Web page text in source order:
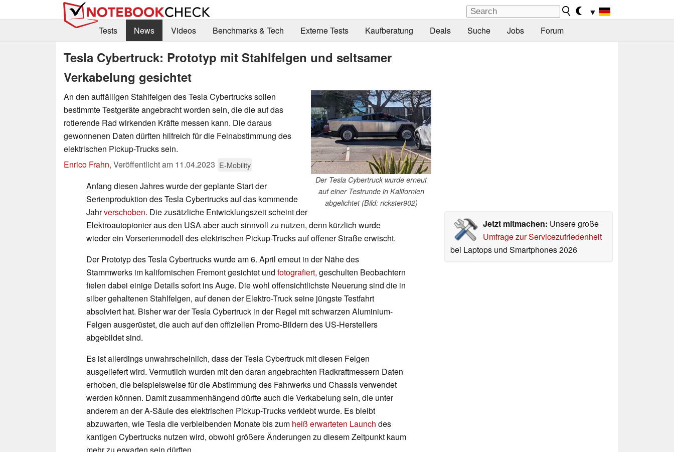
▼
Tests
News Videos Benchmarks & Tech Externe Tests Kaufberatung Deals Suche Jobs Forum
Tesla Cybertruck: Prototyp mit Stahlfelgen und seltsamer
Verkabelung gesichtet
Der Tesla Cybertruck wurde erneut
auf einer Testrunde in Kalifornien
abgelichtet (Bild: rickster902)
An den auffälligen Stahlfelgen des Tesla Cybertrucks sollen
bestimmte Testgeräte angebracht worden sein, die die auf das
rotierende Rad wirkenden Kräfte messen kann. Die daraus
gewonnenen Daten dürften hilfreich für die Feinabstimmung des
elektrischen Pickup-Trucks sein.
Enrico Frahn, Veröffentlicht am 11.04.2023 E-Mobility
Jetzt mitmachen: Unsere große
Umfrage zur Servicezufriedenheit
bei Laptops und Smartphones 2026
Anfang diesen Jahres wurde der geplante Start der
Serienproduktion des Tesla Cybertrucks auf das kommende
Jahrverschoben. Die zusätzliche Entwicklungszeit scheint der
Elektroautopionier aus den USA aber auch sinnvoll zu nutzen, denn kürzlich wurde
wieder ein Vorserienmodell des elektrischen Pickup-Trucks auf offener Straße erwischt.
Der Prototyp des Tesla Cybertrucks wurde am 6. April erneut in der Nähe des
Stammwerks im kalifornischen Fremont gesichtet und fotografiert, geschulten Beobachtern
fielen dabei einige Details sofort ins Auge. Die wohl offensichtlichste Neuerung sind die in
silber gehaltenen Stahlfelgen, auf denen der Elektro-Truck seine jüngste Testfahrt
absolviert hat. Bisher war der Tesla Cybertruck in der Regel mit schwarzen Aluminium-
Felgen ausgerüstet, die auch auf den offiziellen Promo-Bildern des US-Herstellers
abgebildet sind.
Es ist allerdings unwahrscheinlich, dass der Tesla Cybertruck mit diesen Felgen
ausgeliefert wird. Vermutlich wurden mit den daran angebrachten Radkraftmessern Daten
erhoben, die beispielsweise für die Abstimmung des Fahrwerks und Chassis verwendet
werden können. Damit zusammenhängend dürfte auch die Verkabelung sein, die unter
anderem an der A-Säule des elektrischen Pickup-Trucks verklebt wurde. Es bleibt
abzuwarten, wie Tesla die verbleibenden Monate bis zum heiß erwarteten Launch des
kantigen Cybertrucks nutzen wird, obwohl größere Änderungen zu diesem Zeitpunkt kaum